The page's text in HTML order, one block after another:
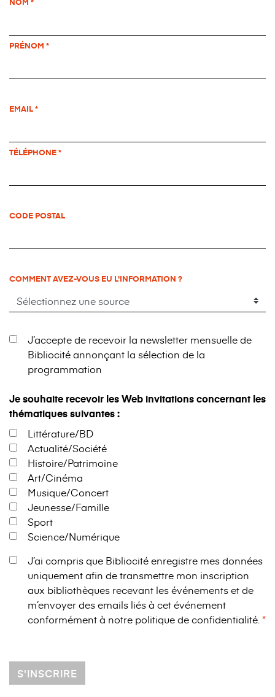
PRÉNOM
EMAIL
TÉLÉPHONE
CODE POSTAL
COMMENT AVEZ-VOUS EU L'INFORMATION ?
J’accepte de recevoir la newsletter mensuelle de
Bibliocité annonçant la sélection de la
programmation
Je souhaite recevoir les Web invitations concernant les
thématiques suivantes :
Littérature/BD
Actualité/Société
Histoire/Patrimoine
Art/Cinéma
Musique/Concert
Jeunesse/Famille
Sport
Science/Numérique
J’ai compris que Bibliocité enregistre mes données
uniquement afin de transmettre mon inscription
aux bibliothèques recevant les événements et de
m’envoyer des emails liés à cet événement
conformément à notre politique de confidentialité
S'INSCRIRE